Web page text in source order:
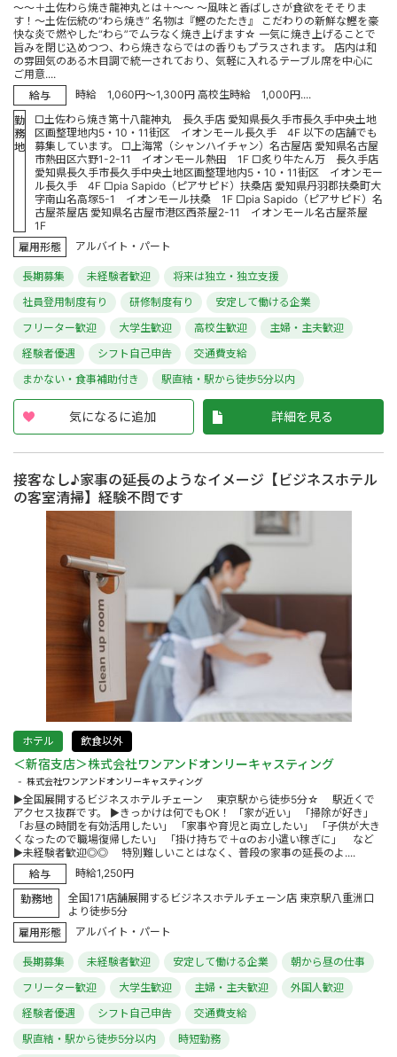
～～＋土佐わら焼き龍神丸とは＋～～ ～風味と香ばしさが食欲をそそりま
す！～土佐伝統の“わら焼き” 名物は『鰹のたたき』 こだわりの新鮮な鰹を豪
快な炎で燃やした“わら”でムラなく焼き上げます☆ 一気に焼き上げることで
旨みを閉じ込めつつ、わら焼きならではの香りもプラスされます。 店内は和
の雰囲気のある木目調で統一されており、気軽に入れるテーブル席を中心に
ご用意....
給与
時給 1,060円～1,300円 高校生時給 1,000円....
勤
務
地
□土佐わら焼き第十八龍神丸 長久手店 愛知県長久手市長久手中央土地
区画整理地内5・10・11街区 イオンモール長久手 4F 以下の店舗でも
募集しています。 □上海常（シャンハイチャン）名古屋店 愛知県名古屋
市熱田区六野1-2-11 イオンモール熱田 1F □炙り牛たん万 長久手店
愛知県長久手市長久手中央土地区画整理地内5・10・11街区 イオンモー
ル長久手 4F □pia Sapido（ピアサピド）扶桑店 愛知県丹羽郡扶桑町大
字南山名高塚5-1 イオンモール扶桑 1F □pia Sapido（ピアサピド）名
古屋茶屋店 愛知県名古屋市港区西茶屋2-11 イオンモール名古屋茶屋
1F
雇用形態
アルバイト・パート
長期募集 未経験者歓迎
将来は独立・独立支援
社員登用制度有り
研修制度有り
安定して働ける企業
フリーター歓迎
大学生歓迎 高校生歓迎
主婦・主夫歓迎
経験者優遇
シフト自己申告
交通費支給
まかない・食事補助付き
駅直結・駅から徒歩5分以内
気になるに追加 詳細を見る
接客なし♪家事の延長のようなイメージ【ビジネスホテル
の客室清掃】経験不問です
ホテル 飲食以外
＜新宿支店＞株式会社ワンアンドオンリーキャスティング
株式会社ワンアンドオンリーキャスティング
▶全国展開するビジネスホテルチェーン 東京駅から徒歩5分☆ 駅近くで
アクセス抜群です。 ▶きっかけは何でもOK！ 「家が近い」 「掃除が好き」
「お昼の時間を有効活用したい」 「家事や育児と両立したい」 「子供が大き
くなったので職場復帰したい」 「掛け持ちで＋αのお小遣い稼ぎに」 など
▶未経験者歓迎◎◎ 特別難しいことはなく、普段の家事の延長のよ....
給与
時給1,250円
勤務地
全国171店舗展開するビジネスホテルチェーン店 東京駅八重洲口
より徒歩5分
雇用形態
アルバイト・パート
長期募集 未経験者歓迎 安定して働ける企業
朝から昼の仕事
フリーター歓迎
大学生歓迎 主婦・主夫歓迎
外国人歓迎
経験者優遇
シフト自己申告
交通費支給
駅直結・駅から徒歩5分以内
時短勤務